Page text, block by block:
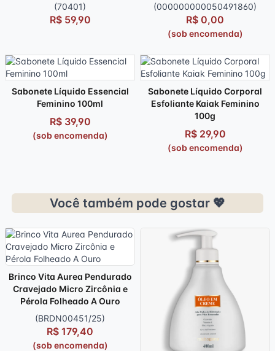
(70401)
R$ 59,90
(000000000050491860)
R$ 0,00
(sob encomenda)
Sabonete Líquido Essencial
Feminino 100ml
R$ 39,90
(sob encomenda)
Sabonete Líquido Corporal
Esfoliante Kaiak Feminino
100g
R$ 29,90
(sob encomenda)
Você também pode gostar 💖
Brinco Vita Aurea Pendurado
Cravejado Micro Zircônia e
Pérola Folheado A Ouro
(BRDN00451/25)
R$ 179,40
(sob encomenda)